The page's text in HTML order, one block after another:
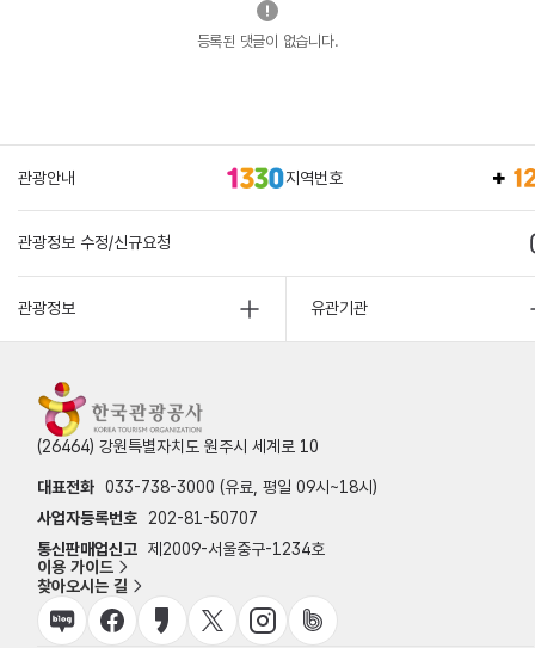
등록된 댓글이 없습니다.
관광안내 지역번호
관광정보 수정/신규요청
관광정보 유관기관
(26464) 강원특별자치도 원주시 세계로 10
대표전화 033-738-3000 (유료, 평일 09시~18시)
사업자등록번호
202-81-50707
통신판매업신고 제2009-서울중구-1234호
이용 가이드
찾아오시는 길